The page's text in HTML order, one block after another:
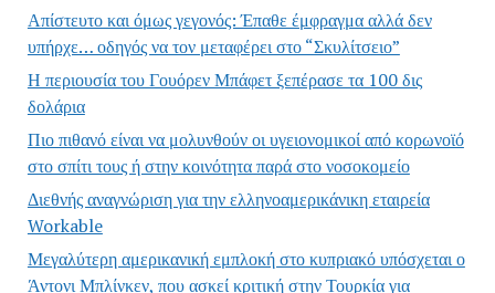
Απίστευτο και όμως γεγονός: Έπαθε έμφραγμα αλλά δεν
υπήρχε… οδηγός να τον μεταφέρει στο “Σκυλίτσειο”
Η περιουσία του Γουόρεν Μπάφετ ξεπέρασε τα 100 δις
δολάρια
Πιο πιθανό είναι να μολυνθούν οι υγειονομικοί από κορωνοϊό
στο σπίτι τους ή στην κοινότητα παρά στο νοσοκομείο
Διεθνής αναγνώριση για την ελληνοαμερικάνικη εταιρεία
Workable
Μεγαλύτερη αμερικανική εμπλοκή στο κυπριακό υπόσχεται ο
Άντονι Μπλίνκεν, που ασκεί κριτική στην Τουρκία για